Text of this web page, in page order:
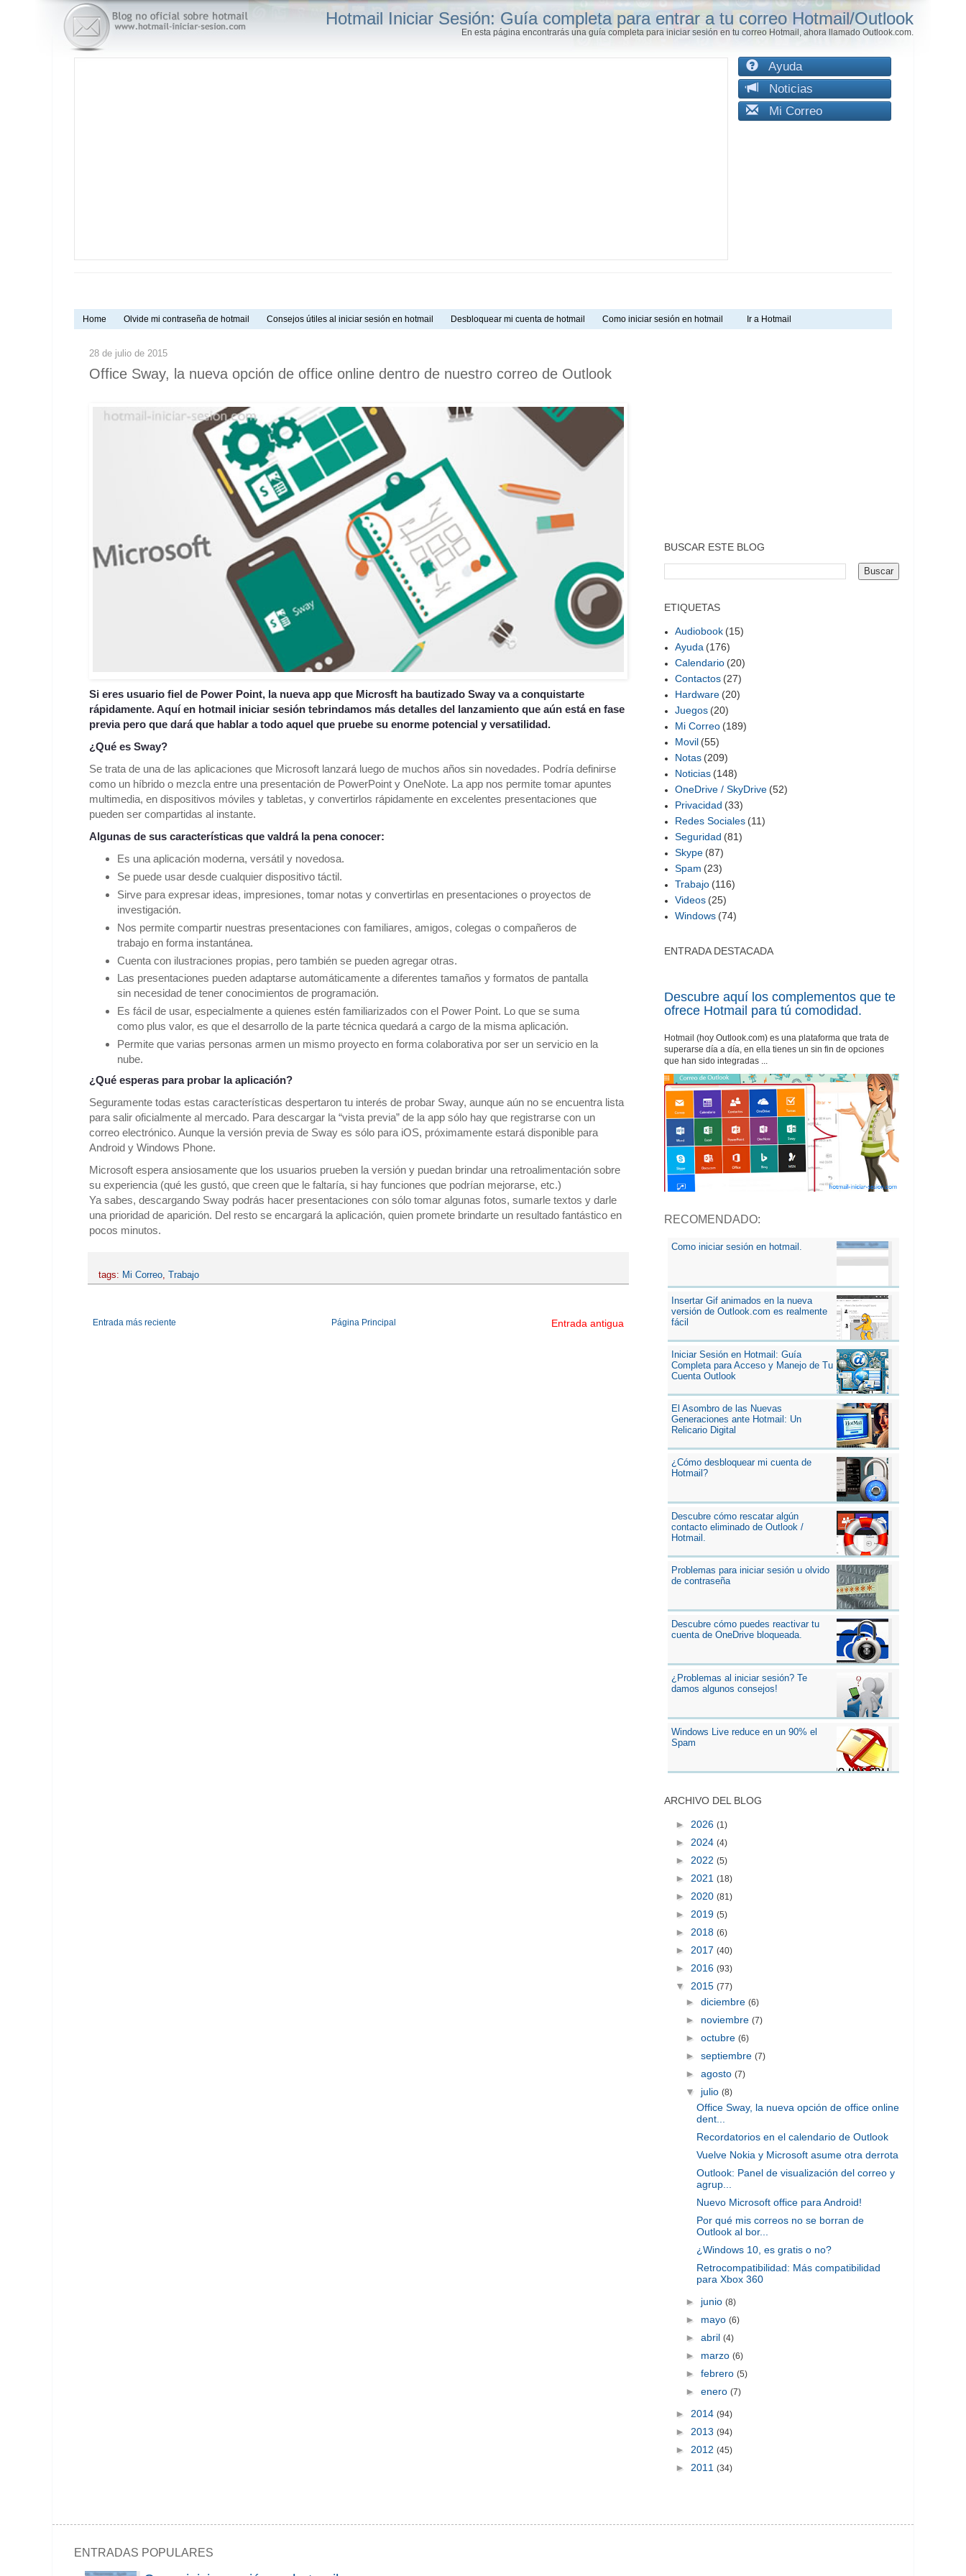
Hotmail Iniciar Sesión: Guía completa para entrar a tu correo Hotmail/Outlook
En esta página encontrarás una guía completa para iniciar sesión en tu correo Hotmail, ahora llamado Outlook.com.
Ayuda
Noticias
Mi Correo
Home Olvide mi contraseña de hotmail Consejos útiles al iniciar sesión en hotmail Desbloquear mi cuenta de hotmail Como iniciar sesión en hotmail Ir a Hotmail
28 de julio de 2015
Office Sway, la nueva opción de office online dentro de nuestro correo de Outlook
Si eres usuario fiel de Power Point, la nueva app que Microsft ha bautizado Sway va a conquistarte
rápidamente. Aquí en hotmail iniciar sesión tebrindamos más detalles del lanzamiento que aún está en fase
previa pero que dará que hablar a todo aquel que pruebe su enorme potencial y versatilidad.
¿Qué es Sway?
Se trata de una de las aplicaciones que Microsoft lanzará luego de muchos años sin novedades. Podría definirse
como un híbrido o mezcla entre una presentación de PowerPoint y OneNote. La app nos permite tomar apuntes
multimedia, en dispositivos móviles y tabletas, y convertirlos rápidamente en excelentes presentaciones que
pueden ser compartidas al instante.
Algunas de sus características que valdrá la pena conocer:
Es una aplicación moderna, versátil y novedosa.
Se puede usar desde cualquier dispositivo táctil.
Sirve para expresar ideas, impresiones, tomar notas y convertirlas en presentaciones o proyectos de
investigación.
Nos permite compartir nuestras presentaciones con familiares, amigos, colegas o compañeros de
trabajo en forma instantánea.
Cuenta con ilustraciones propias, pero también se pueden agregar otras.
Las presentaciones pueden adaptarse automáticamente a diferentes tamaños y formatos de pantalla
sin necesidad de tener conocimientos de programación.
Es fácil de usar, especialmente a quienes estén familiarizados con el Power Point. Lo que se suma
como plus valor, es que el desarrollo de la parte técnica quedará a cargo de la misma aplicación.
Permite que varias personas armen un mismo proyecto en forma colaborativa por ser un servicio en la
nube.
¿Qué esperas para probar la aplicación?
Seguramente todas estas características despertaron tu interés de probar Sway, aunque aún no se encuentra lista
para salir oficialmente al mercado. Para descargar la “vista previa” de la app sólo hay que registrarse con un
correo electrónico. Aunque la versión previa de Sway es sólo para iOS, próximamente estará disponible para
Android y Windows Phone.
Microsoft espera ansiosamente que los usuarios prueben la versión y puedan brindar una retroalimentación sobre
su experiencia (qué les gustó, que creen que le faltaría, si hay funciones que podrían mejorarse, etc.)
Ya sabes, descargando Sway podrás hacer presentaciones con sólo tomar algunas fotos, sumarle textos y darle
una prioridad de aparición. Del resto se encargará la aplicación, quien promete brindarte un resultado fantástico en
pocos minutos.
tags: Mi Correo Trabajo
Entrada más reciente Entrada antigua
Página Principal
BUSCAR ESTE BLOG
ETIQUETAS
Audiobook (15)
Ayuda (176)
Calendario (20)
Contactos (27)
Hardware (20)
Juegos (20)
Mi Correo (189)
Movil (55)
Notas (209)
Noticias (148)
OneDrive / SkyDrive (52)
Privacidad (33)
Redes Sociales (11)
Seguridad (81)
Skype (87)
Spam (23)
Trabajo (116)
Videos (25)
Windows (74)
ENTRADA DESTACADA
Descubre aquí los complementos que te
ofrece Hotmail para tú comodidad.
Hotmail (hoy Outlook.com) es una plataforma que trata de
superarse día a día, en ella tienes un sin fin de opciones
que han sido integradas ...
RECOMENDADO:
Como iniciar sesión en hotmail.
Insertar Gif animados en la nueva
versión de Outlook.com es realmente
fácil
Iniciar Sesión en Hotmail: Guía
Completa para Acceso y Manejo de Tu
Cuenta Outlook
El Asombro de las Nuevas
Generaciones ante Hotmail: Un
Relicario Digital
¿Cómo desbloquear mi cuenta de
Hotmail?
Descubre cómo rescatar algún
contacto eliminado de Outlook /
Hotmail.
Problemas para iniciar sesión u olvido
de contraseña
Descubre cómo puedes reactivar tu
cuenta de OneDrive bloqueada.
¿Problemas al iniciar sesión? Te
damos algunos consejos!
Windows Live reduce en un 90% el
Spam
ARCHIVO DEL BLOG
► 2026 (1)
► 2024 (4)
► 2022 (5)
► 2021 (18)
► 2020 (81)
► 2019 (5)
► 2018 (6)
► 2017 (40)
► 2016 (93)
▼ 2015 (77)
► diciembre (6)
► noviembre (7)
► octubre (6)
► septiembre (7)
► agosto (7)
▼ julio (8)
Office Sway, la nueva opción de office online
dent...
Recordatorios en el calendario de Outlook
Vuelve Nokia y Microsoft asume otra derrota
Outlook: Panel de visualización del correo y
agrup...
Nuevo Microsoft office para Android!
Por qué mis correos no se borran de
Outlook al bor...
¿Windows 10, es gratis o no?
Retrocompatibilidad: Más compatibilidad
para Xbox 360
► junio (8)
► mayo (6)
► abril (4)
► marzo (6)
► febrero (5)
► enero (7)
► 2014 (94)
► 2013 (94)
► 2012 (45)
► 2011 (34)
ENTRADAS POPULARES